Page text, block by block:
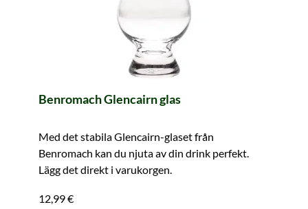
Benromach Glencairn glas
Med det stabila Glencairn-glaset från
Benromach kan du njuta av din drink perfekt.
Lägg det direkt i varukorgen.
12,99 €